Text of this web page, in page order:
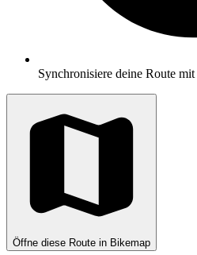
Synchronisiere deine Route mit
Öffne diese Route in Bikemap